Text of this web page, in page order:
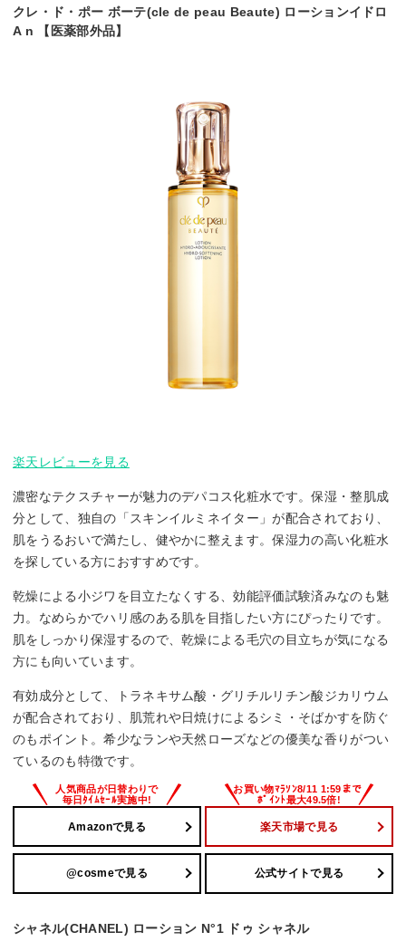
クレ・ド・ポー ボーテ(cle de peau Beaute) ローションイドロ
A n 【医薬部外品】
楽天レビューを見る
濃密なテクスチャーが魅力のデパコス化粧水です。保湿・整肌成
分として、独自の「スキンイルミネイター」が配合されており、
肌をうるおいで満たし、健やかに整えます。保湿力の高い化粧水
を探している方におすすめです。
乾燥による小ジワを目立たなくする、効能評価試験済みなのも魅
力。なめらかでハリ感のある肌を目指したい方にぴったりです。
肌をしっかり保湿するので、乾燥による毛穴の目立ちが気になる
方にも向いています。
有効成分として、トラネキサム酸・グリチルリチン酸ジカリウム
が配合されており、肌荒れや日焼けによるシミ・そばかすを防ぐ
のもポイント。希少なランや天然ローズなどの優美な香りがつい
ているのも特徴です。
Amazonで見る 楽天市場で見る
@cosmeで見る 公式サイトで見る
シャネル(CHANEL) ローション N°1 ドゥ シャネル